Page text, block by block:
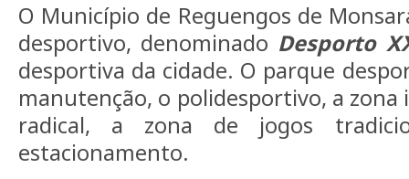
O Município de Reguengos de
desportivo, denominado Desporto
desportiva da cidade. O parque
manutenção, o polidesportivo, a
radical, a zona de jogos
estacionamento.